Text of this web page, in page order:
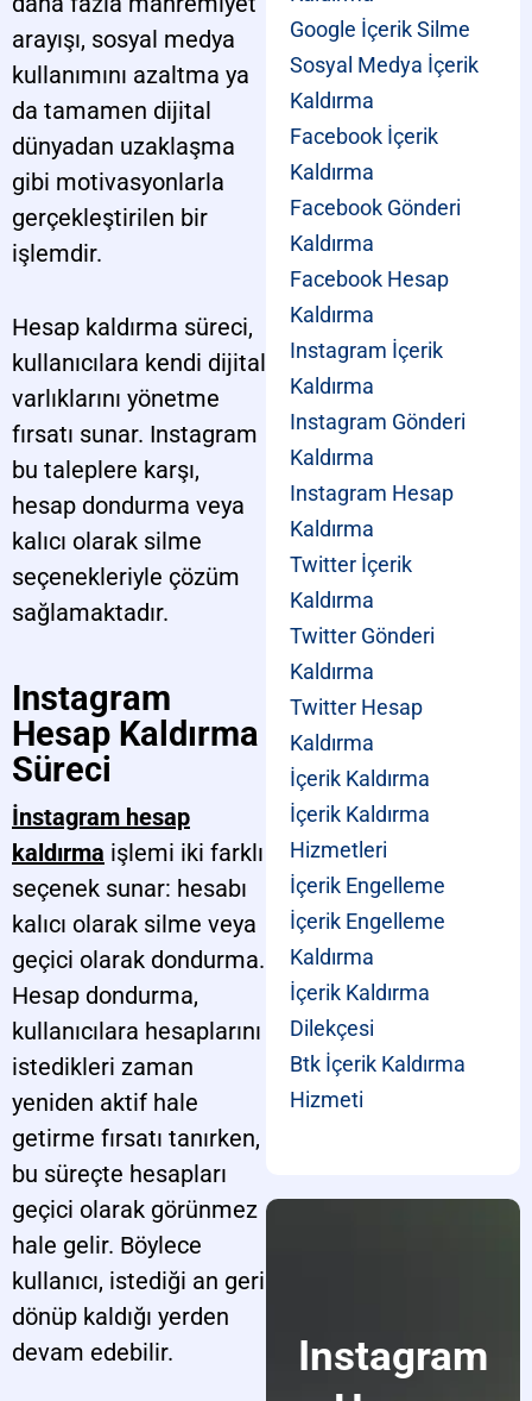
arayışı, sosyal medya
kullanımını azaltma ya
da tamamen dijital
dünyadan uzaklaşma
gibi motivasyonlarla
gerçekleştirilen bir
işlemdir.
Hesap kaldırma süreci,
kullanıcılara kendi dijital
varlıklarını yönetme
fırsatı sunar. Instagram
bu taleplere karşı,
hesap dondurma veya
kalıcı olarak silme
seçenekleriyle çözüm
sağlamaktadır.
Instagram
Hesap Kaldırma
Süreci
İnstagram hesap
kaldırma işlemi iki farklı
seçenek sunar: hesabı
kalıcı olarak silme veya
geçici olarak dondurma.
Hesap dondurma,
kullanıcılara hesaplarını
istedikleri zaman
yeniden aktif hale
getirme fırsatı tanırken,
bu süreçte hesapları
geçici olarak görünmez
hale gelir. Böylece
kullanıcı, istediği an geri
dönüp kaldığı yerden
devam edebilir.
Google İçerik Silme
Sosyal Medya İçerik
Kaldırma
Facebook İçerik
Kaldırma
Facebook Gönderi
Kaldırma
Facebook Hesap
Kaldırma
Instagram İçerik
Kaldırma
Instagram Gönderi
Kaldırma
Instagram Hesap
Kaldırma
Twitter İçerik
Kaldırma
Twitter Gönderi
Kaldırma
Twitter Hesap
Kaldırma
İçerik Kaldırma
İçerik Kaldırma
Hizmetleri
İçerik Engelleme
İçerik Engelleme
Kaldırma
İçerik Kaldırma
Dilekçesi
Btk İçerik Kaldırma
Hizmeti
Instagram